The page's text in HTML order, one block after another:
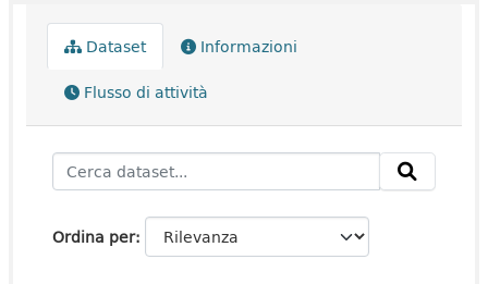
Dataset
Informazioni
Flusso di attività
Ordina per